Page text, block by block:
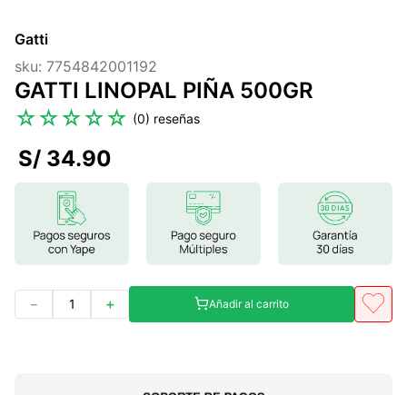
2.
3.
colageno
kefir
6
melena leon
magnesio
8.
stevia
9.
ashwagandha
10. clorofila
Gatti
sku: 7754842001192
GATTI LINOPAL PIÑA 500GR
☆☆☆☆☆ (0)
S/ 34.90
＋
－ Añadir al carrito